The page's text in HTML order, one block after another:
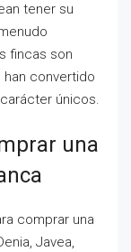
tener su
fincas son
convertido
únicos.
una
comprar una
Javea,